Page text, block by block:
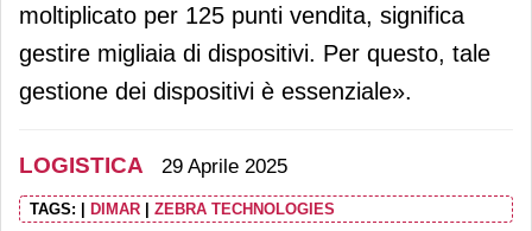
moltiplicato per 125 punti vendita, significa
gestire migliaia di dispositivi. Per questo, tale
gestione dei dispositivi è essenziale».
LOGISTICA 29 Aprile 2025
TAGS: DIMAR ZEBRA TECHNOLOGIES